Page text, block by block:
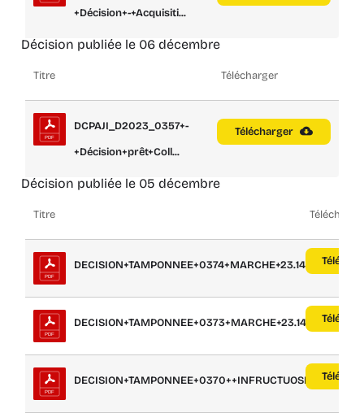
+Décision+-+Acquisiti...
Décision publiée le 06 décembre
Titre Télécharger
DCPAJI_D2023_0357+-
+Décision+prêt+Coll...
Télécharger
Décision publiée le 05 décembre
Titre
DECISION+TAMPONNEE+0374+MARCHE+23.145
DECISION+TAMPONNEE+0373+MARCHE+23.142
DECISION+TAMPONNEE+0370++INFRUCTUOSITE+L...